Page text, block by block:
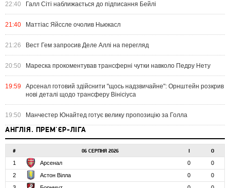
22:40 Галл Сіті наближається до підписання Бейлі
21:40 Маттіас Яйссле очолив Ньюкасл
21:26 Вест Гем запросив Деле Аллі на перегляд
20:50 Мареска прокоментував трансферні чутки навколо Педру Нету
19:59
Арсенал готовий здійснити "щось надзвичайне": Орнштейн розкрив
нові деталі щодо трансферу Вінісіуса
19:50 Манчестер Юнайтед готує велику пропозицію за Голла
АНГЛІЯ. ПРЕМ'ЄР-ЛІГА
# 06 СЕРПНЯ 2026 О
1 Арсенал 0
0
2
Астон Вілла 0
0